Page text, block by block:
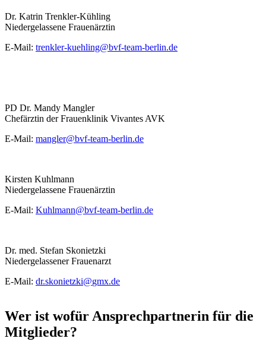
Dr. Katrin Trenkler-Kühling
Niedergelassene Frauenärztin
E-Mail: trenkler-kuehling@bvf-team-berlin.de
PD Dr. Mandy Mangler
Chefärztin der Frauenklinik Vivantes AVK
E-Mail: mangler@bvf-team-berlin.de
Kirsten Kuhlmann
Niedergelassene Frauenärztin
E-Mail: Kuhlmann@bvf-team-berlin.de
Dr. med. Stefan Skonietzki
Niedergelassener Frauenarzt
E-Mail: dr.skonietzki@gmx.de
Wer ist wofür Ansprechpartnerin für die
Mitglieder?